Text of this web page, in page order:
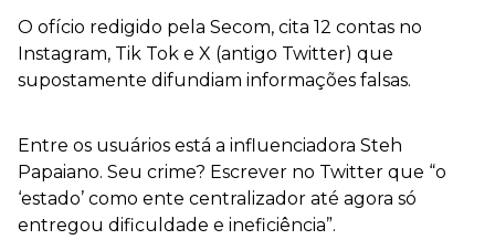
O ofício redigido pela Secom, cita 12 contas no
Instagram, Tik Tok e X (antigo Twitter) que
supostamente difundiam informações falsas.
Entre os usuários está a influenciadora Steh
Papaiano. Seu crime? Escrever no Twitter que “o
‘estado’ como ente centralizador até agora só
entregou dificuldade e ineficiência”.